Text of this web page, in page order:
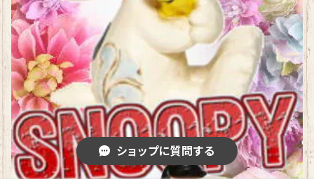
ショップに質問する